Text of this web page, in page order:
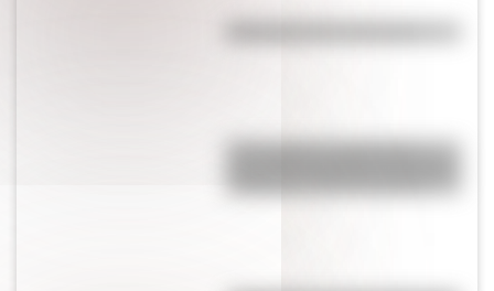
17 de agosto: actividades y